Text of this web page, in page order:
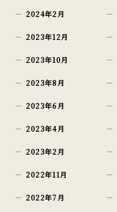
2024年2月
2023年12月
2023年10月
2023年8月
2023年6月
2023年4月
2023年2月
2022年11月
2022年7月